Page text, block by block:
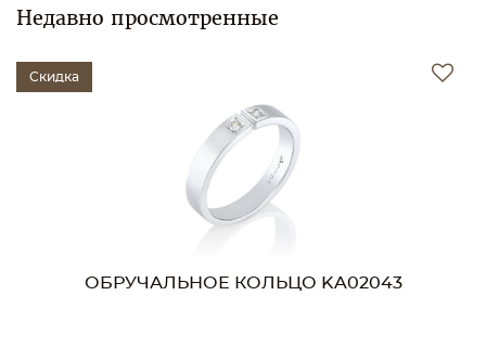
Недавно просмотренные
Скидка
ОБРУЧАЛЬНОЕ КОЛЬЦО KA02043